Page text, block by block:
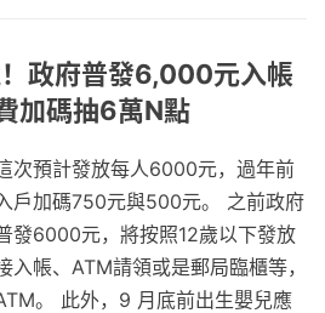
政府普發6,000元入帳
加碼抽6萬N點
次預計發放每人6000元，過年前
戶加碼750元與500元。 之前政府
發6000元，將按照12歲以下發放
入帳、ATM請領或是郵局臨櫃等，
。 此外，9 月底前出生嬰兒應